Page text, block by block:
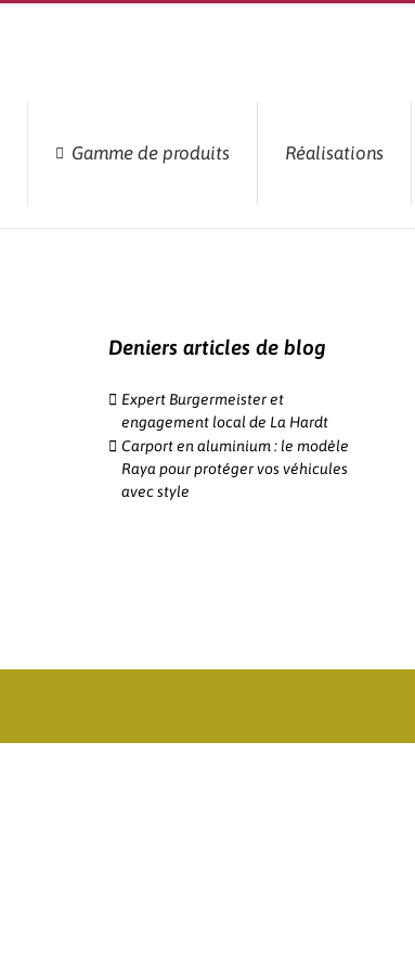
Gamme de produits Réalisations
Deniers articles de blog
Expert Burgermeister et
engagement local de La Hardt
Carport en aluminium : le modèle
Raya pour protéger vos véhicules
avec style